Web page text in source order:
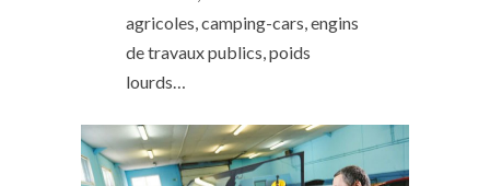
agricoles, camping-cars, engins
de travaux publics, poids
lourds…